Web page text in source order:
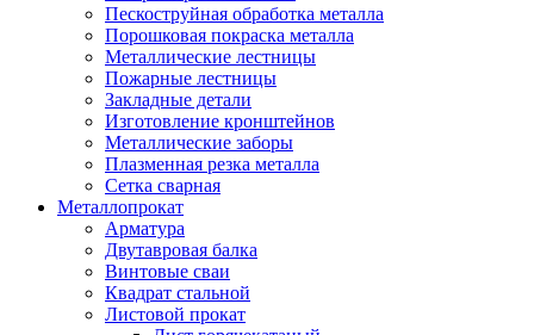
Пескоструйная обработка металла
Порошковая покраска металла
Металлические лестницы
Пожарные лестницы
Закладные детали
Изготовление кронштейнов
Металлические заборы
Плазменная резка металла
Сетка сварная
Металлопрокат
Арматура
Двутавровая балка
Винтовые сваи
Квадрат стальной
Листовой прокат